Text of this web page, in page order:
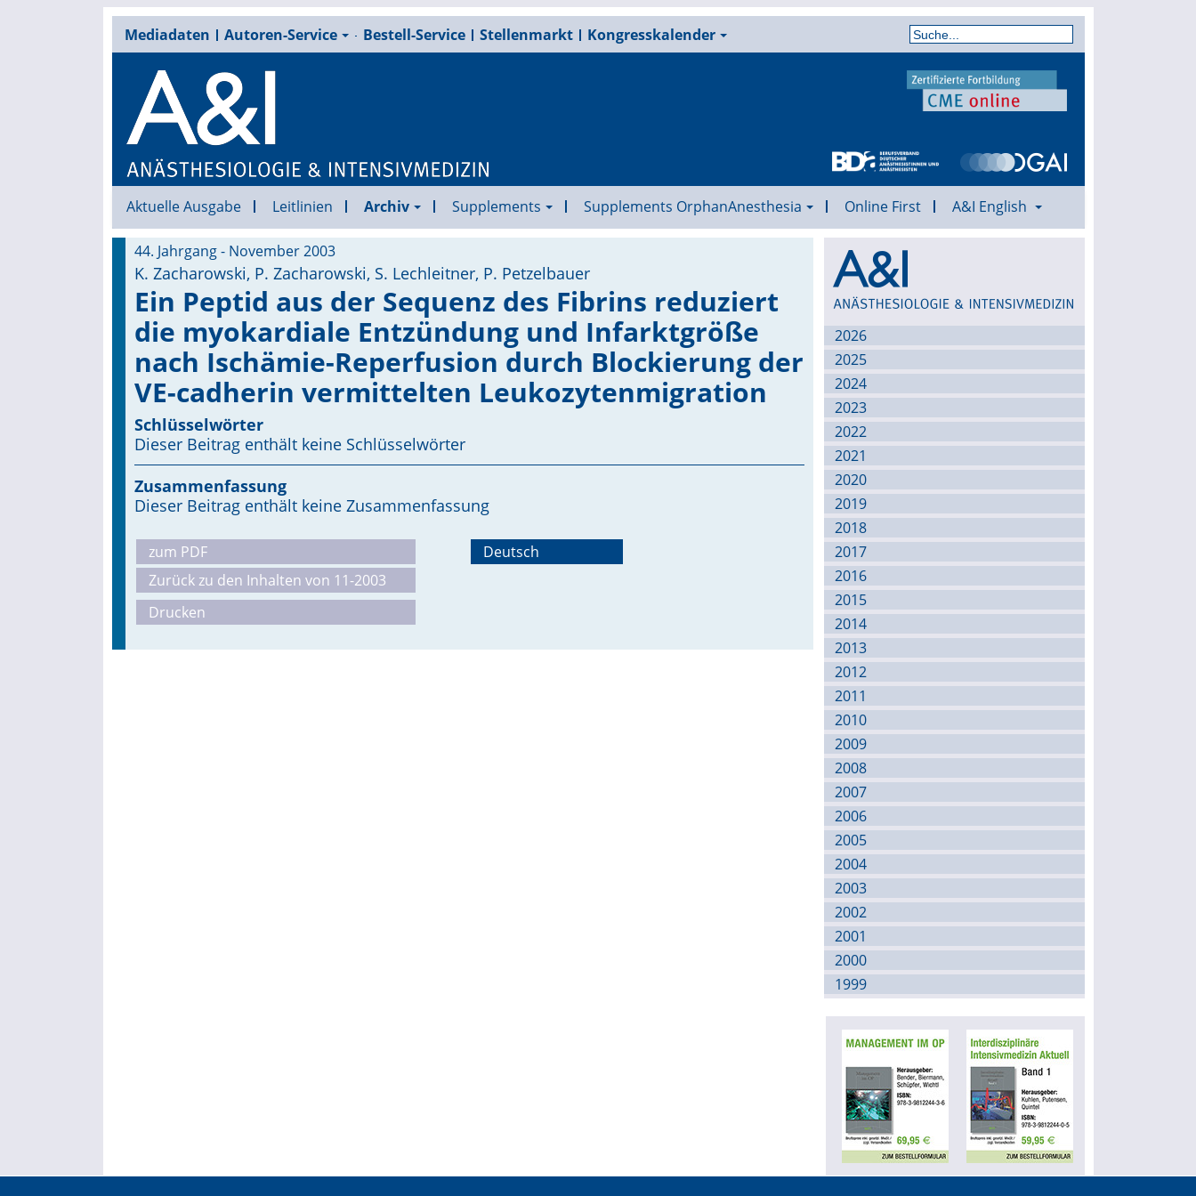
Mediadaten Autoren-Service Bestell-Service Stellenmarkt Kongresskalender
Aktuelle Ausgabe Leitlinien Archiv Supplements Supplements OrphanAnesthesia Online First A&I English
44. Jahrgang - November 2003
K. Zacharowski, P. Zacharowski, S. Lechleitner, P. Petzelbauer
Ein Peptid aus der Sequenz des Fibrins reduziert
die myokardiale Entzündung und Infarktgröße
nach Ischämie-Reperfusion durch Blockierung der
VE-cadherin vermittelten Leukozytenmigration
Schlüsselwörter
Dieser Beitrag enthält keine Schlüsselwörter
Zusammenfassung
Dieser Beitrag enthält keine Zusammenfassung
zum PDF
Zurück zu den Inhalten von 11-2003
Drucken
Deutsch
Archiv
2026
2025
2024
2023
2022
2021
2020
2019
2018
2017
2016
2015
2014
2013
2012
2011
2010
2009
2008
2007
2006
2005
2004
2003
2002
2001
2000
1999